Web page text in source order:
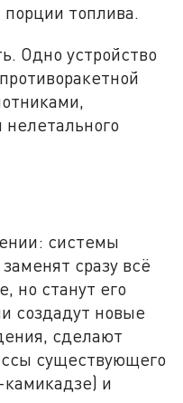
топлива.
Одно устройство
системы
сразу всё
но станут его
создадут новые
сделают
существующего
и